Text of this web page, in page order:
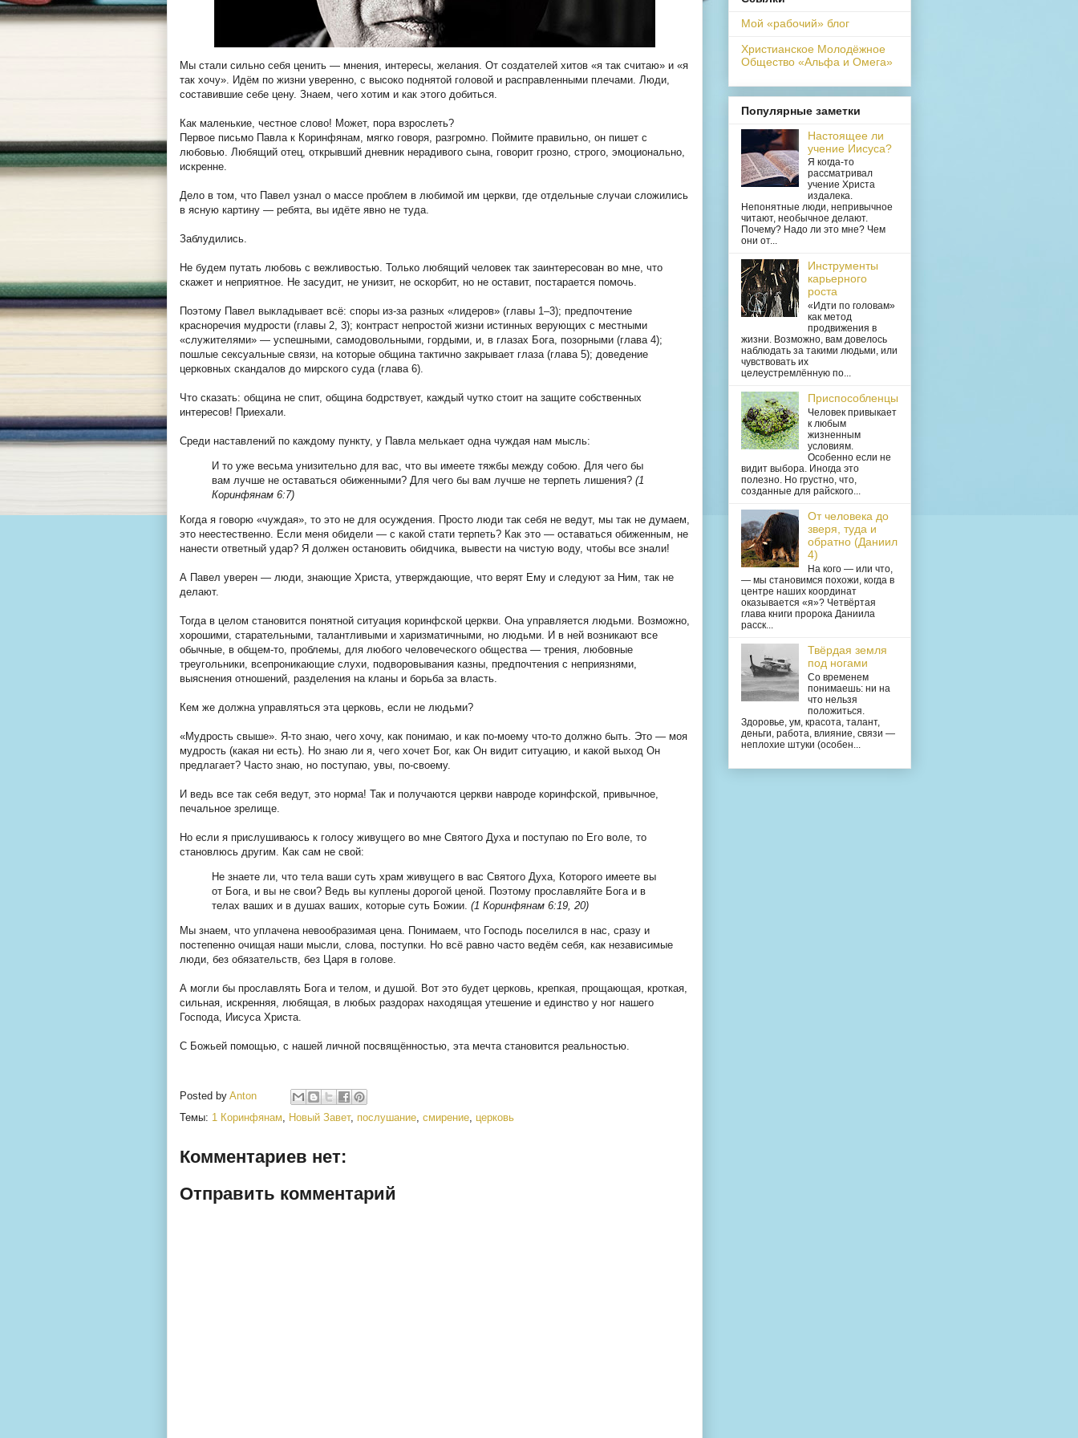
Мы стали сильно себя ценить — мнения, интересы, желания. От создателей хитов «я так считаю» и «я
так хочу». Идём по жизни уверенно, с высоко поднятой головой и расправленными плечами. Люди,
составившие себе цену. Знаем, чего хотим и как этого добиться.
Как маленькие, честное слово! Может, пора взрослеть?
Первое письмо Павла к Коринфянам, мягко говоря, разгромно. Поймите правильно, он пишет с
любовью. Любящий отец, открывший дневник нерадивого сына, говорит грозно, строго, эмоционально,
искренне.
Дело в том, что Павел узнал о массе проблем в любимой им церкви, где отдельные случаи сложились
в ясную картину — ребята, вы идёте явно не туда.
Заблудились.
Не будем путать любовь с вежливостью. Только любящий человек так заинтересован во мне, что
скажет и неприятное. Не засудит, не унизит, не оскорбит, но не оставит, постарается помочь.
Поэтому Павел выкладывает всё: споры из-за разных «лидеров» (главы 1–3); предпочтение
красноречия мудрости (главы 2, 3); контраст непростой жизни истинных верующих с местными
«служителями» — успешными, самодовольными, гордыми, и, в глазах Бога, позорными (глава 4);
пошлые сексуальные связи, на которые община тактично закрывает глаза (глава 5); доведение
церковных скандалов до мирского суда (глава 6).
Что сказать: община не спит, община бодрствует, каждый чутко стоит на защите собственных
интересов! Приехали.
Среди наставлений по каждому пункту, у Павла мелькает одна чуждая нам мысль:
И то уже весьма унизительно для вас, что вы имеете тяжбы между собою. Для чего бы
вам лучше не оставаться обиженными? Для чего бы вам лучше не терпеть лишения? (1
Коринфянам 6:7)
Когда я говорю «чуждая», то это не для осуждения. Просто люди так себя не ведут, мы так не думаем,
это неестественно. Если меня обидели — с какой стати терпеть? Как это — оставаться обиженным, не
нанести ответный удар? Я должен остановить обидчика, вывести на чистую воду, чтобы все знали!
А Павел уверен — люди, знающие Христа, утверждающие, что верят Ему и следуют за Ним, так не
делают.
Тогда в целом становится понятной ситуация коринфской церкви. Она управляется людьми. Возможно,
хорошими, старательными, талантливыми и харизматичными, но людьми. И в ней возникают все
обычные, в общем-то, проблемы, для любого человеческого общества — трения, любовные
треугольники, всепроникающие слухи, подворовывания казны, предпочтения с неприязнями,
выяснения отношений, разделения на кланы и борьба за власть.
Кем же должна управляться эта церковь, если не людьми?
«Мудрость свыше». Я-то знаю, чего хочу, как понимаю, и как по-моему что-то должно быть. Это — моя
мудрость (какая ни есть). Но знаю ли я, чего хочет Бог, как Он видит ситуацию, и какой выход Он
предлагает? Часто знаю, но поступаю, увы, по-своему.
И ведь все так себя ведут, это норма! Так и получаются церкви навроде коринфской, привычное,
печальное зрелище.
Но если я прислушиваюсь к голосу живущего во мне Святого Духа и поступаю по Его воле, то
становлюсь другим. Как сам не свой:
Не знаете ли, что тела ваши суть храм живущего в вас Святого Духа, Которого имеете вы
от Бога, и вы не свои? Ведь вы куплены дорогой ценой. Поэтому прославляйте Бога и в
телах ваших и в душах ваших, которые суть Божии. (1 Коринфянам 6:19, 20)
Мы знаем, что уплачена невообразимая цена. Понимаем, что Господь поселился в нас, сразу и
постепенно очищая наши мысли, слова, поступки. Но всё равно часто ведём себя, как независимые
люди, без обязательств, без Царя в голове.
А могли бы прославлять Бога и телом, и душой. Вот это будет церковь, крепкая, прощающая, кроткая,
сильная, искренняя, любящая, в любых раздорах находящая утешение и единство у ног нашего
Господа, Иисуса Христа.
С Божьей помощью, с нашей личной посвящённостью, эта мечта становится реальностью.
Posted by Anton
Темы: 1 Коринфянам, Новый Завет, послушание, смирение, церковь
Комментариев нет:
Отправить комментарий
Мой «рабочий» блог
Христианское Молодёжное
Общество «Альфа и Омега»
Популярные заметки
Настоящее ли
учение Иисуса?
Я когда-то
рассматривал
учение Христа
издалека.
Непонятные люди, непривычное
читают, необычное делают.
Почему? Надо ли это мне? Чем
они от...
Инструменты
карьерного
роста
«Идти по головам»
как метод
продвижения в
жизни. Возможно, вам довелось
наблюдать за такими людьми, или
чувствовать их
целеустремлённую по...
Приспособленцы
Человек привыкает
к любым
жизненным
условиям.
Особенно если не
видит выбора. Иногда это
полезно. Но грустно, что,
созданные для райского...
От человека до
зверя, туда и
обратно (Даниил
4)
На кого — или что,
— мы становимся похожи, когда в
центре наших координат
оказывается «я»? Четвёртая
глава книги пророка Даниила
расск...
Твёрдая земля
под ногами
Со временем
понимаешь: ни на
что нельзя
положиться.
Здоровье, ум, красота, талант,
деньги, работа, влияние, связи —
неплохие штуки (особен...